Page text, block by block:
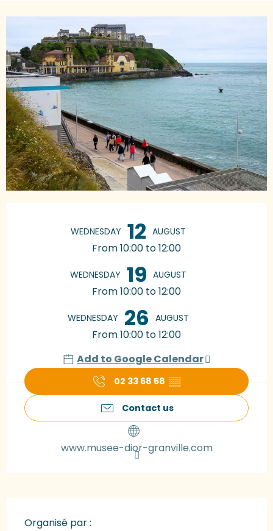
WEDNESDAY 12 AUGUST
From 10:00 to 12:00
WEDNESDAY 19 AUGUST
From 10:00 to 12:00
WEDNESDAY 26 AUGUST
From 10:00 to 12:00
Add to Google Calendar
02 33 68 58 ▒▒
Contact us
www.musee-dior-granville.com
Organisé par :